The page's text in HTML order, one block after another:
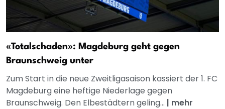
«Totalschaden»: Magdeburg geht gegen
Braunschweig unter
Zum Start in die neue Zweitligasaison kassiert der 1. FC
Magdeburg eine heftige Niederlage gegen
Braunschweig. Den Elbestädtern geling... | mehr